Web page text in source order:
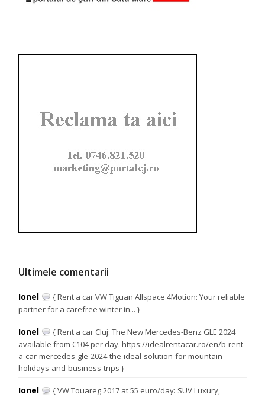
Ultimele comentarii
Ionel
{ Rent a car VW Tiguan Allspace 4Motion: Your reliable
partner for a carefree winter in... }
Ionel
{ Rent a car Cluj: The New Mercedes-Benz GLE 2024
available from €104 per day. https://idealrentacar.ro/en/b-rent-
a-car-mercedes-gle-2024-the-ideal-solution-for-mountain-
holidays-and-business-trips }
Ionel
{ VW Touareg 2017 at 55 euro/day: SUV Luxury,